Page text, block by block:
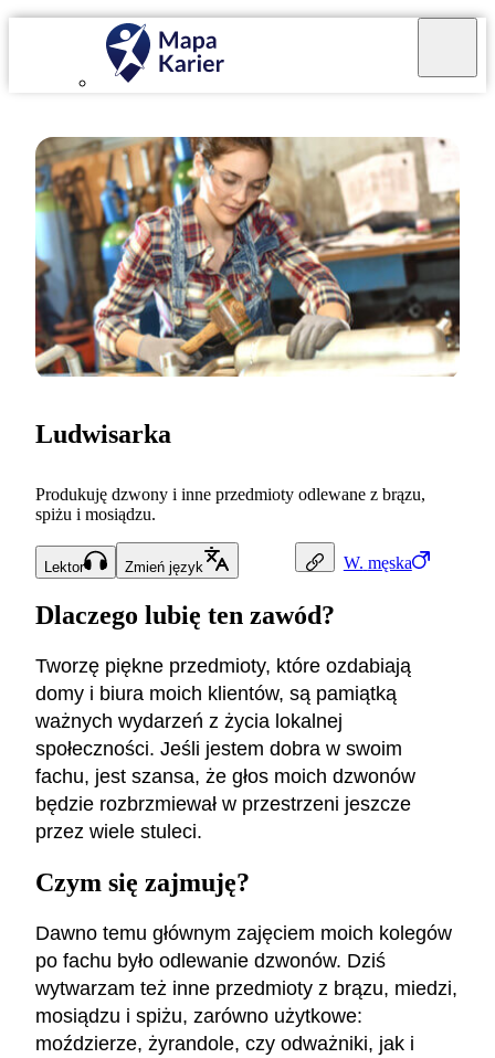
W. męska
Ludwisarka
Produkuję dzwony i inne przedmioty odlewane z brązu,
spiżu i mosiądzu.
Lektor Zmień język
Dlaczego lubię ten zawód?
Tworzę piękne przedmioty, które ozdabiają
domy i biura moich klientów, są pamiątką
ważnych wydarzeń z życia lokalnej
społeczności. Jeśli jestem dobra w swoim
fachu, jest szansa, że głos moich dzwonów
będzie rozbrzmiewał w przestrzeni jeszcze
przez wiele stuleci.
Czym się zajmuję?
Dawno temu głównym zajęciem moich kolegów
po fachu było odlewanie dzwonów. Dziś
wytwarzam też inne przedmioty z brązu, miedzi,
mosiądzu i spiżu, zarówno użytkowe:
moździerze, żyrandole, czy odważniki, jak i